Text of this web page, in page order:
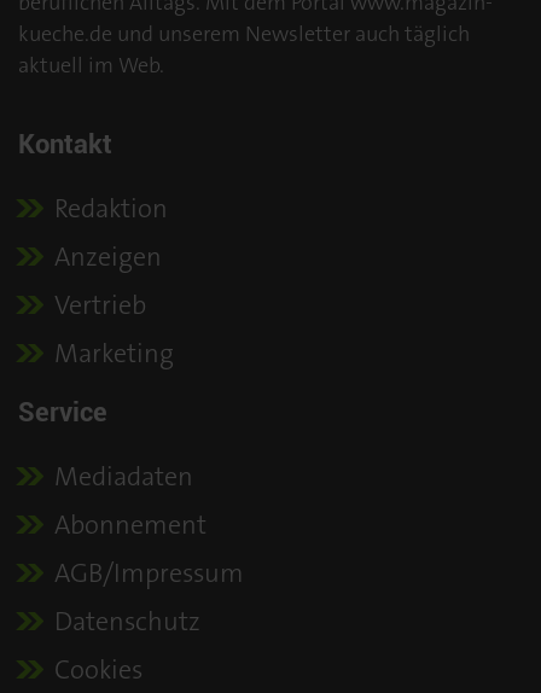
kueche.de und unserem Newsletter auch täglich
aktuell im Web.
Kontakt
Redaktion
Anzeigen
Vertrieb
Marketing
Service
Mediadaten
Abonnement
AGB/Impressum
Datenschutz
Cookies